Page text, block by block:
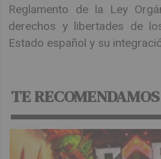
Reglamento de la Ley
derechos y libertades de
Estado español y su
TE RECOMENDAMOS